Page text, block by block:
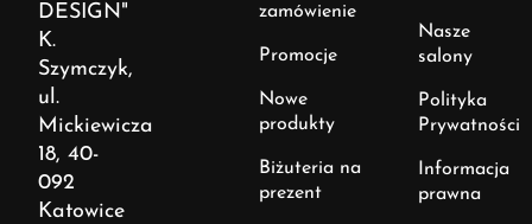
DESIGN"
K.
Szymczyk,
ul.
Mickiewicza
18, 40-
092
Katowice
zamówienie
Promocje
Nowe
produkty
Biżuteria na
prezent
Nasze
salony
Polityka
Prywatności
Informacja
prawna